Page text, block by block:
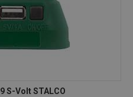
S-Volt STALCO